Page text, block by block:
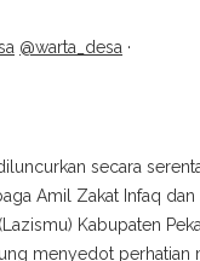
@warta_desa ·
secara
Amil Zakat Infaq dan
Kabupaten
menyedot perhatian